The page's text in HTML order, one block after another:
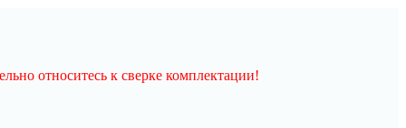
относитесь к сверке комплектации!